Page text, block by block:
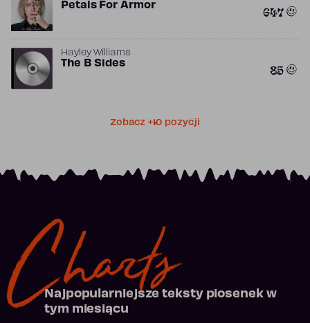
Petals For Armor 647
Hayley Williams
The B Sides 85
Zobacz +10 pozycji
Charts
Najpopularniejsze teksty piosenek w
tym miesiącu